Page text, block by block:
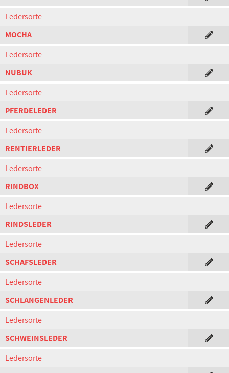
Ledersorte
MOCHA
Ledersorte
NUBUK
Ledersorte
PFERDELEDER
Ledersorte
RENTIERLEDER
Ledersorte
RINDBOX
Ledersorte
RINDSLEDER
Ledersorte
SCHAFSLEDER
Ledersorte
SCHLANGENLEDER
Ledersorte
SCHWEINSLEDER
Ledersorte